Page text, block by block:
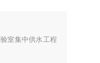
室集中供水工程